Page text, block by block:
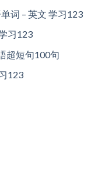
词 – 英文 学习123
习123
超短句100句
123